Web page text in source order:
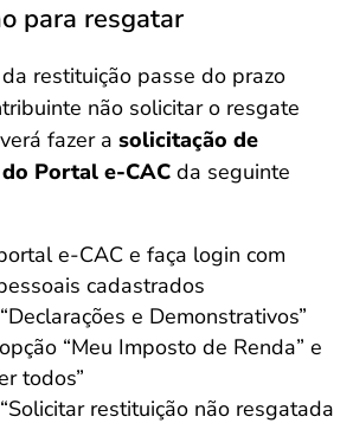
para resgatar
restituição passe do prazo
não solicitar o resgate
fazer a solicitação de
Portal e-CAC da seguinte
e-CAC e faça login com
cadastrados
e Demonstrativos”
“Meu Imposto de Renda” e
todos”
restituição não resgatada